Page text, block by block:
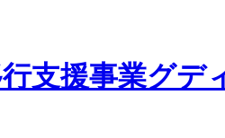
支援事業グデ